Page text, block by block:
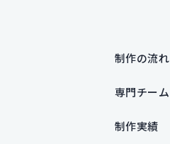
制作の流れ
専門チーム
制作実績